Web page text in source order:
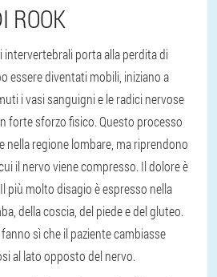
ROOK
porta alla perdita di
essere diventati mobili, iniziano a
i vasi sanguigni e le radici nervose
forte sforzo fisico. Questo processo
nella regione lombare, ma riprendono
il nervo viene compresso. Il dolore è
più molto disagio è espresso nella
della coscia, del piede e del gluteo.
sì che il paziente cambiasse
al lato opposto del nervo.